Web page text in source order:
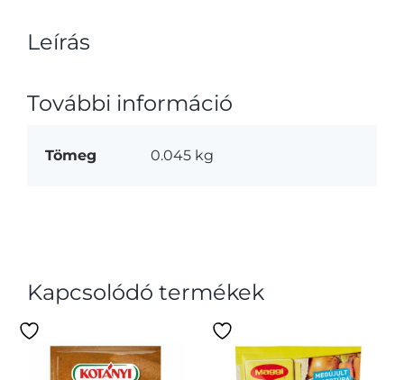
Leírás
További információ
Tömeg 0.045 kg
Kapcsolódó termékek